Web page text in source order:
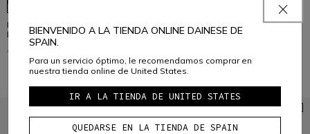
HP HO CYLINDRICAL LENTE DE
RECAMBIO GAFAS ESQUÍ
€ 149
HP HO CYLINDRICAL LENTE DE
RECAMBIO GAFAS ESQUÍ
BIENVENIDO A LA TIENDA ONLINE DAINESE DE
SPAIN.
Para un servicio óptimo, le recomendamos comprar en
nuestra tienda online de United States.
IR A LA TIENDA DE UNITED STATES
QUEDARSE EN LA TIENDA DE SPAIN